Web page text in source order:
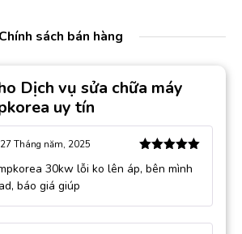
Chính sách bán hàng
Dịch vụ sửa chữa máy
uy tín
hạng 55
27 Tháng năm, 2025
30kw lỗi ko lên áp, bên mình
báo giá giúp